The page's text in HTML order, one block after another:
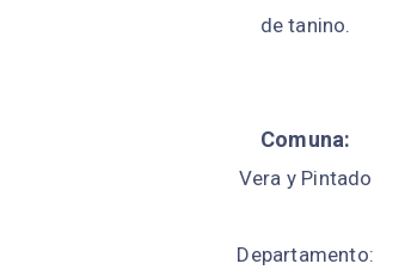
de tanino.
Comuna:
Vera y Pintado
Departamento: